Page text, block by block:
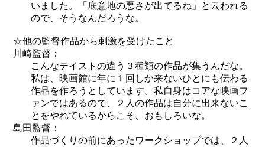
いました。「底意地の悪さが出てるね」と云われる
ので、そうなんだろうな。
☆他の監督作品から刺激を受けたこと
川崎監督：
こんなテイストの違う３種類の作品が集うんだな。
私は、映画館に年に１回しか来ないひとにも伝わる
作品を作ろうとしています。私自身はコアな映画フ
ァンではあるので、２人の作品は自分に出来ないこ
とをやれているからこそ、おもしろいな。
島田監督：
作品づくりの前にあったワークショップでは、２人